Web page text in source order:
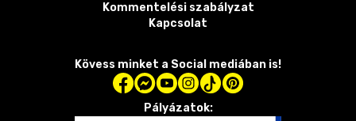
Kommentelési szabályzat
Kapcsolat
Kövess minket a Social mediában is!
Pályázatok: